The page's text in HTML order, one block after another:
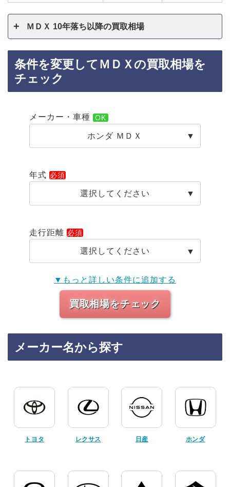
ＭＤＸ 10年落ち以降の買取相場
条件を変更してＭＤＸの買取相場を
チェック
メーカー・車種
ホンダ ＭＤＸ
年式
選択してください
走行距離
選択してください
▼もっと詳しい条件に追加する
買取相場をチェック
メーカー名から探す
トヨタ レクサス 日産 ホンダ